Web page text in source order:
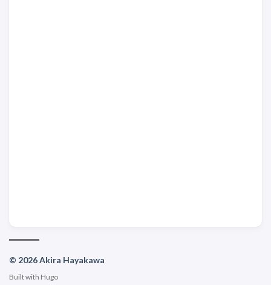
© 2026 Akira Hayakawa
Built with Hugo